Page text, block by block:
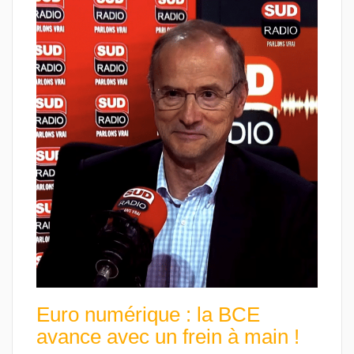
Euro numérique : la BCE
avance avec un frein à main !